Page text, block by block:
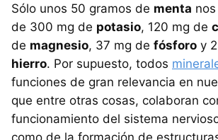
Sólo unos 50 gramos de menta
de 300 mg de potasio, 120 mg de
de magnesio, 37 mg de fósforo y
hierro. Por supuesto, todos
funciones de gran relevancia en
que entre otras cosas, colaboran
funcionamiento del sistema
como de la formación de